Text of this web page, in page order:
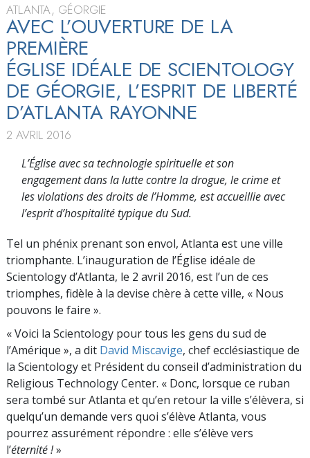
VISITE
ATLANTA, GÉORGIE
AVEC L’OUVERTURE DE LA
PREMIÈRE
ÉGLISE IDÉALE DE SCIENTOLOGY
DE GÉORGIE, L’ESPRIT DE LIBERTÉ
D’ATLANTA RAYONNE
2 AVRIL 2016
L’Église avec sa technologie spirituelle et son
engagement dans la lutte contre la drogue, le crime et
les violations des droits de l’Homme, est accueillie avec
l’esprit d’hospitalité typique du Sud.
Tel un phénix prenant son envol, Atlanta est une ville
triomphante. L’inauguration de l’Église idéale de
Scientology d’Atlanta, le 2 avril 2016, est l’un de ces
triomphes, fidèle à la devise chère à cette ville, « Nous
pouvons le faire ».
« Voici la Scientology pour tous les gens du sud de
l’Amérique », a dit David Miscavige, chef ecclésiastique de
la Scientology et Président du conseil d’administration du
Religious Technology Center. « Donc, lorsque ce ruban
sera tombé sur Atlanta et qu’en retour la ville s’élèvera, si
quelqu’un demande vers quoi s’élève Atlanta, vous
pourrez assurément répondre : elle s’élève vers
l’éternité !»